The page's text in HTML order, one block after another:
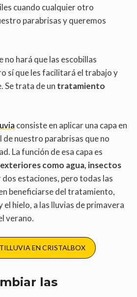
cuando cualquier otro
parabrisas y queremos
no hará que las escobillas
sí que les facilitará el trabajo y
Se trata de un tratamiento
consiste en aplicar una capa en
nuestro parabrisas que no
La función de esa capa es
como agua, insectos
dos estaciones, pero todas las
beneficiarse del tratamiento,
el hielo, a las lluvias de primavera
verano.
EN CRISTALBOX
las